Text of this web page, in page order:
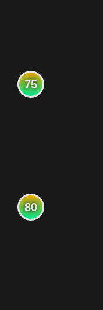
75
80